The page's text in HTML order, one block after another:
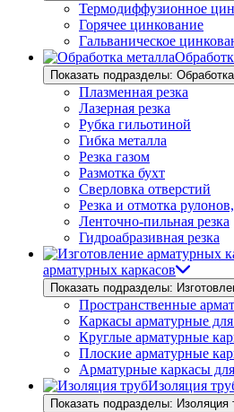
Термодиффузионное
Горячее цинкование
Гальваническое
Показать подразделы:
Плазменная резка
Лазерная резка
Рубка гильотиной
Гибка металла
Резка газом
Размотка бухт
Сверловка отверстий
Резка и отмотка
Ленточно-пильная резка
Гидроабразивная резка
арматурных каркасов
Показать подразделы:
Пространственные
Каркасы арматурные
Круглые арматурные
Плоские арматурные
Арматурные каркасы
Изоляция
Показать подразделы: Изоляция